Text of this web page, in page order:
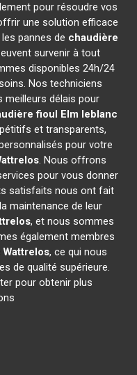
pour résoudre vos
une solution efficace
pannes de chaudière
survenir à tout
disponibles 24h/24
Nos techniciens
meilleurs délais pour
fioul Elm leblanc
et transparents,
pour votre
. Nous offrons
pour vous donner
satisfaits nous ont fait
maintenance de leur
, et nous sommes
également membres
Wattrelos, ce qui nous
de qualité supérieure.
pour obtenir plus